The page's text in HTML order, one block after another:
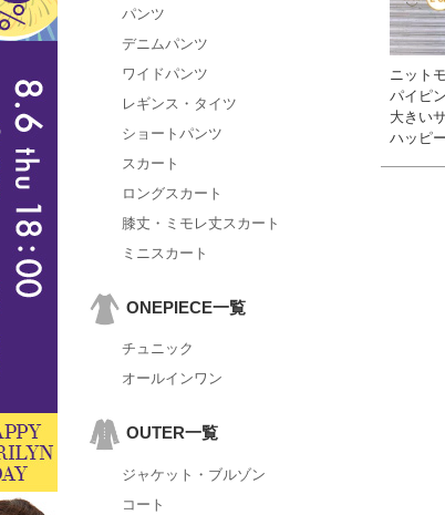
パンツ
デニムパンツ
ワイドパンツ
レギンス・タイツ
ショートパンツ
スカート
ロングスカート
膝丈・ミモレ丈スカート
ミニスカート
ONEPIECE一覧
チュニック
オールインワン
OUTER一覧
ジャケット・ブルゾン
コート
ニット
パイピ
大きい
ハッピ